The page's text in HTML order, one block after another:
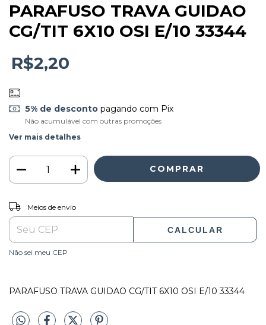
PARAFUSO TRAVA GUIDAO
CG/TIT 6X10 OSI E/10 33344
R$2,20
5% de descontopagando com Pix
Não acumulável com outras promoções
Ver mais detalhes
Entregas para o CEP:
Meios de envio
CALCULAR
Não sei meu CEP
PARAFUSO TRAVA GUIDAO CG/TIT 6X10 OSI E/10 33344